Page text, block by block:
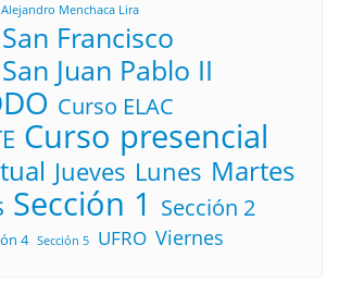
Menchaca Lira
Francisco
Juan Pablo II
Curso ELAC
Curso presencial
Jueves Lunes Martes
Sección 1 Sección 2
4 Sección 5 UFRO Viernes